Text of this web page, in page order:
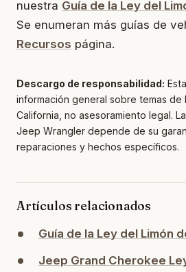
nuestra Guía de la Ley del
Se enumeran más guías de
Recursos página.
Descargo de responsabilidad:
información general sobre temas de
California, no asesoramiento legal.
Jeep Wrangler depende de su
reparaciones y hechos específicos.
Artículos relacionados
Guía de la Ley del Limón
Jeep Grand Cherokee